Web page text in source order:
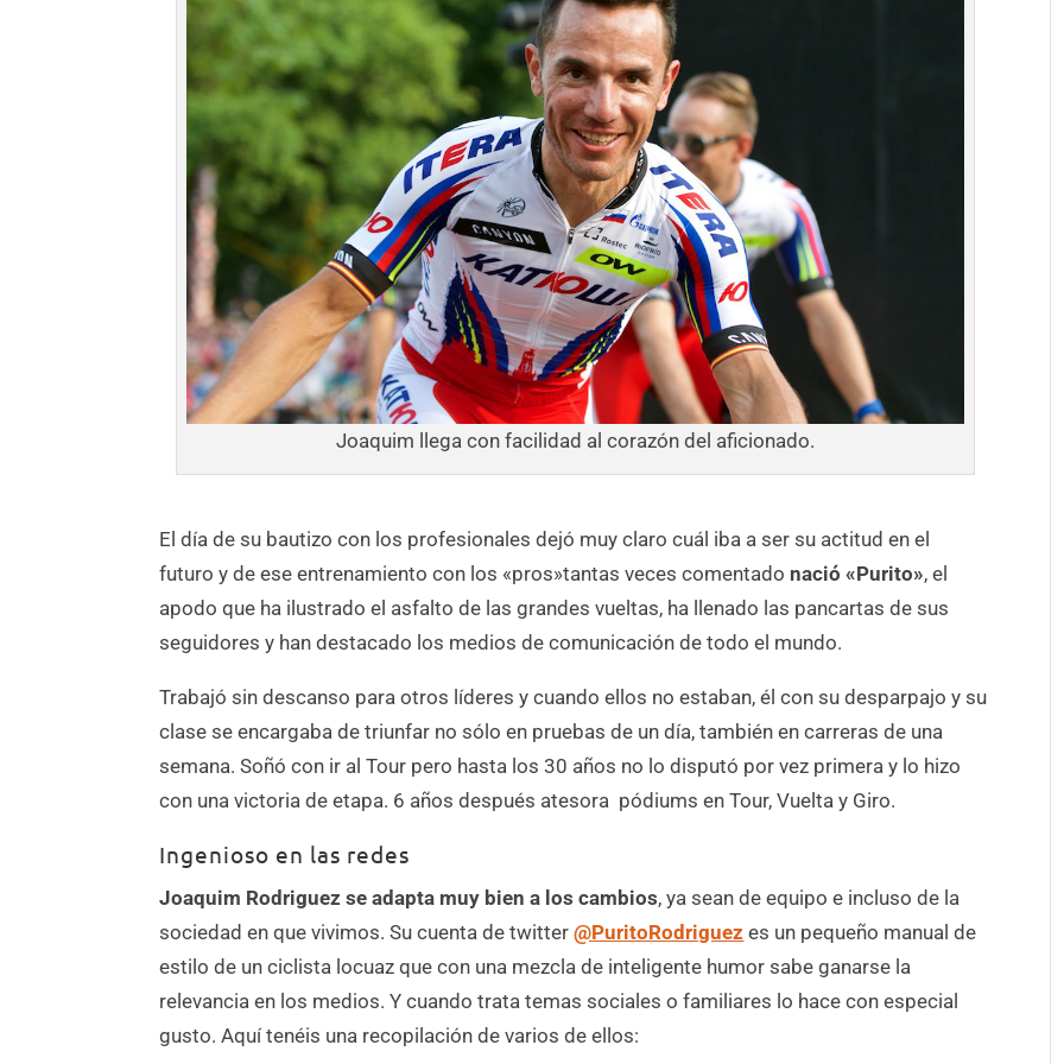
Joaquim llega con facilidad al corazón del aficionado.
El día de su bautizo con los profesionales dejó muy claro cuál iba a ser su actitud en el
futuro y de ese entrenamiento con los «pros»tantas veces comentadonació «Purito», el
apodo que ha ilustrado el asfalto de las grandes vueltas, ha llenado las pancartas de sus
seguidores y han destacado los medios de comunicación de todo el mundo.
Trabajó sin descanso para otros líderes y cuando ellos no estaban, él con su desparpajo y su
clase se encargaba de triunfar no sólo en pruebas de un día, también en carreras de una
semana. Soñó con ir al Tour pero hasta los 30 años no lo disputó por vez primera y lo hizo
con una victoria de etapa. 6 años después atesora pódiums en Tour, Vuelta y Giro.
Ingenioso en las redes
Joaquim Rodriguez se adapta muy bien a los cambios, ya sean de equipo e incluso de la
sociedad en que vivimos. Su cuenta de twitter@PuritoRodriguez es un pequeño manual de
estilo de un ciclista locuaz que con una mezcla de inteligente humor sabe ganarse la
relevancia en los medios. Y cuando trata temas sociales o familiares lo hace con especial
gusto. Aquí tenéis una recopilación de varios de ellos: